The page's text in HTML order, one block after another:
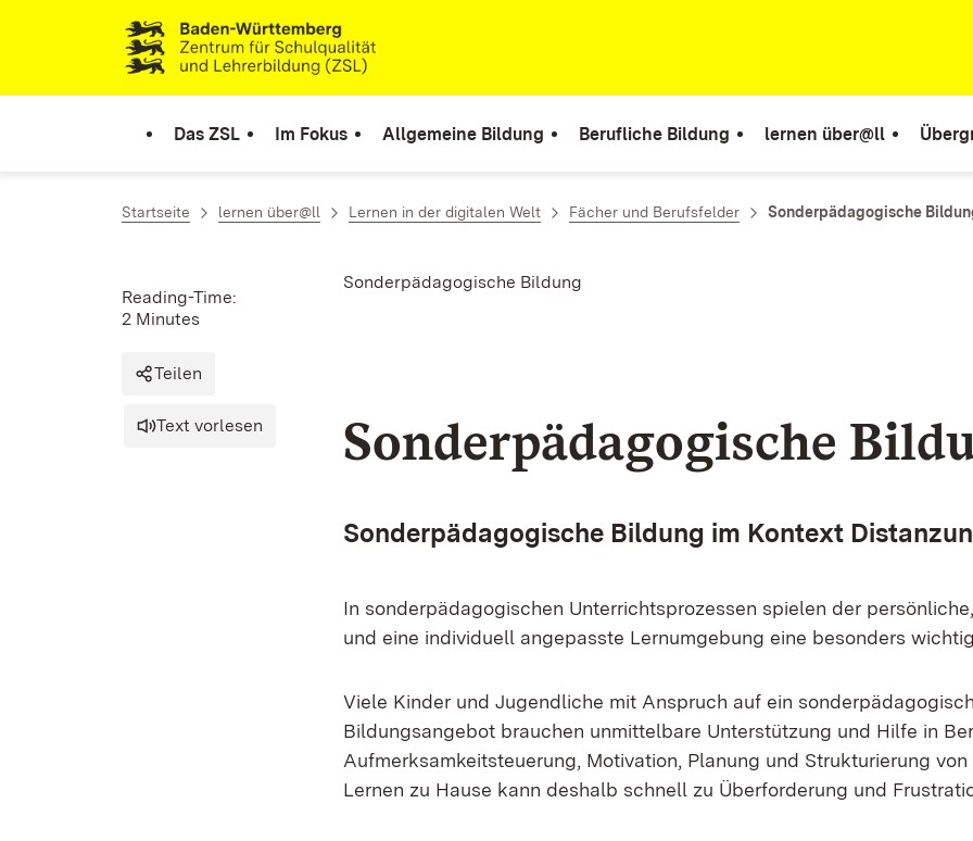
Skip to content
Link to homepage
Das ZSL Im Fokus Allgemeine Bildung Berufliche Bildung lernen über@ll
Startseite lernen über@ll Lernen in der digitalen Welt Fächer und Berufsfelder Sonderpädagogische
Sonderpädagogische Bildung
Reading-Time:
2 Minutes
Teilen
Text vorlesen Sonderpädagogische
Sonderpädagogische Bildung im Kontext
In sonderpädagogischen Unterrichtsprozessen spielen der
und eine individuell angepasste Lernumgebung eine besonders
Viele Kinder und Jugendliche mit Anspruch auf ein
Bildungsangebot brauchen unmittelbare Unterstützung und Hilfe in
Aufmerksamkeitsteuerung, Motivation, Planung und Strukturierung
Lernen zu Hause kann deshalb schnell zu Überforderung und